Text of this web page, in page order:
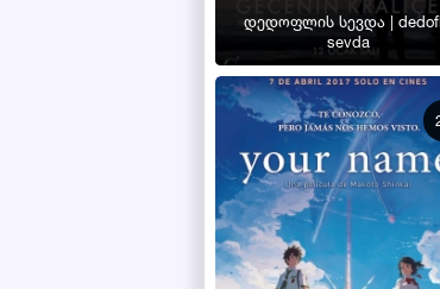
დედოფლის სევდა |
sevda